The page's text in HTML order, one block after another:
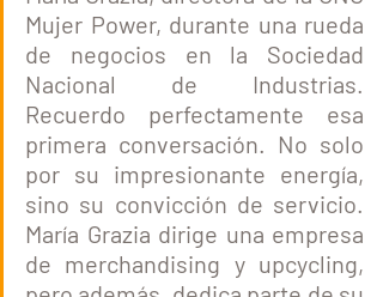
Mujer Power, durante una rueda
de negocios en la Sociedad
Nacional de Industrias.
Recuerdo perfectamente esa
primera conversación. No solo
por su impresionante energía,
sino su convicción de servicio.
María Grazia dirige una empresa
de merchandising y upcycling,